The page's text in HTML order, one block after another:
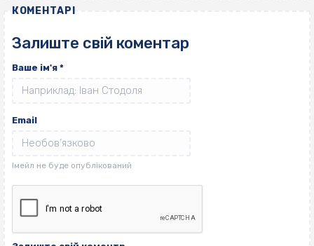
КОМЕНТАРІ
Залиште свій коментар
Ваше ім'я *
Email